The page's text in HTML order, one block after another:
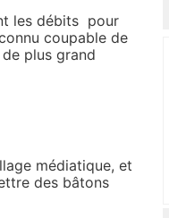
les débits pour
coupable de
plus grand
médiatique, et
des bâtons